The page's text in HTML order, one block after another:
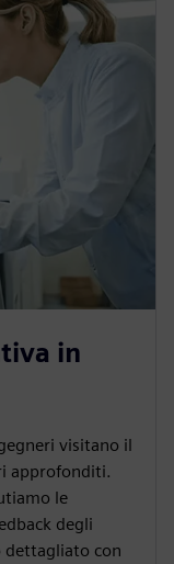
in
visitano il
approfonditi.
le
degli
con